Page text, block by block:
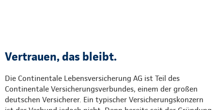
Vertrauen, das bleibt.
Die Continentale Lebensversicherung AG ist Teil des
Continentale Versicherungsverbundes, einem der großen
deutschen Versicherer. Ein typischer Versicherungskonzern